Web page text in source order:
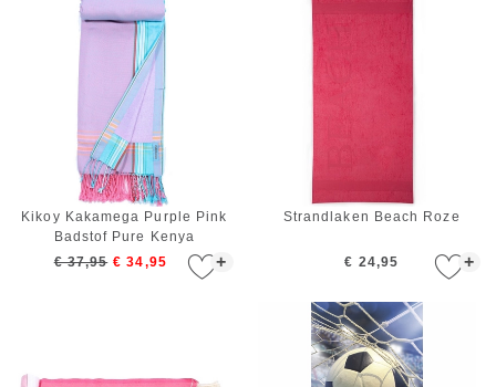
+
Kikoy Kakamega Purple Pink
Badstof Pure Kenya
€ 37,95 € 34,95 +
Strandlaken Beach Roze
€ 24,95